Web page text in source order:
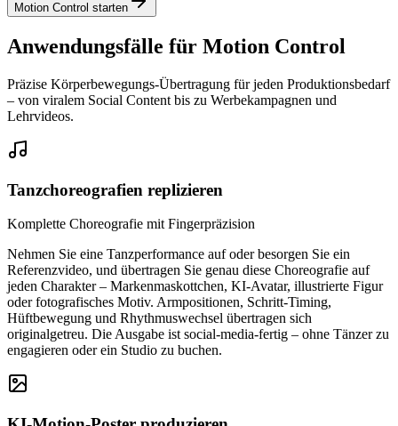
Motion Control starten
Anwendungsfälle für Motion Control
Präzise Körperbewegungs-Übertragung für jeden Produktionsbedarf
– von viralem Social Content bis zu Werbekampagnen und
Lehrvideos.
Tanzchoreografien replizieren
Komplette Choreografie mit Fingerpräzision
Nehmen Sie eine Tanzperformance auf oder besorgen Sie ein
Referenzvideo, und übertragen Sie genau diese Choreografie auf
jeden Charakter – Markenmaskottchen, KI-Avatar, illustrierte Figur
oder fotografisches Motiv. Armpositionen, Schritt-Timing,
Hüftbewegung und Rhythmuswechsel übertragen sich
originalgetreu. Die Ausgabe ist social-media-fertig – ohne Tänzer zu
engagieren oder ein Studio zu buchen.